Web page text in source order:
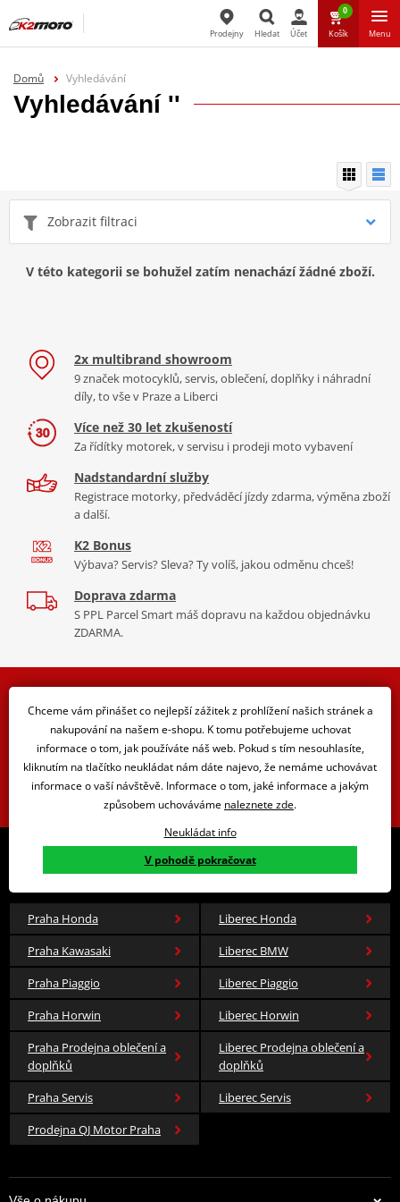
Prodejny Hledat Účet
0
Košík Menu
Domů Vyhledávání
Vyhledávání ''
Zobrazit filtraci
V této kategorii se bohužel zatím nenachází žádné zboží.
2x multibrand showroom
9 značek motocyklů, servis, oblečení, doplňky i náhradní
díly, to vše v Praze a Liberci
Více než 30 let zkušeností
Za řídítky motorek, v servisu i prodeji moto vybavení
Nadstandardní služby
Registrace motorky, předváděcí jízdy zdarma, výměna zboží
a další.
K2 Bonus
Výbava? Servis? Sleva? Ty volíš, jakou odměnu chceš!
Doprava zdarma
S PPL Parcel Smart máš dopravu na každou objednávku
ZDARMA.
motorů.
Přihlásit se
Odběrem novinek souhlasím se zasíláním osobních údajů.
Navštivte naše
Praha Honda
Liberec Honda
Praha Kawasaki
Liberec BMW
Praha Piaggio
Liberec Piaggio
Praha Horwin
Liberec Horwin
Praha Prodejna oblečení a
doplňků
Liberec Prodejna oblečení a
doplňků
Praha Servis
Liberec Servis
Prodejna QJ Motor Praha
Chceme vám přinášet co nejlepší zážitek z prohlížení našich stránek a
nakupování na našem e-shopu. K tomu potřebujeme uchovat
informace o tom, jak používáte náš web. Pokud s tím nesouhlasíte,
kliknutím na tlačítko neukládat nám dáte najevo, že nemáme uchovávat
informace o vaší návštěvě. Informace o tom, jaké informace a jakým
způsobem uchováváme naleznete zde.
Neukládat info
V pohodě pokračovat